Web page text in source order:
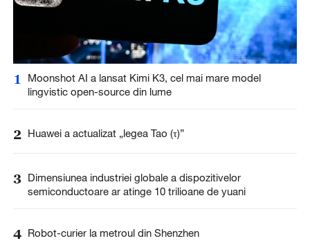
1
Moonshot AI a lansat Kimi K3, cel mai mare model
lingvistic open-source din lume
2 Huawei a actualizat „legea Tao (τ)”
3 Dimensiunea industriei globale a dispozitivelor
semiconductoare ar atinge 10 trilioane de yuani
4 Robot-curier la metroul din Shenzhen